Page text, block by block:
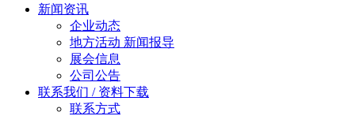
新闻资讯
企业动态
地方活动 新闻报导
展会信息
公司公告
联系我们 / 资料下载
联系方式